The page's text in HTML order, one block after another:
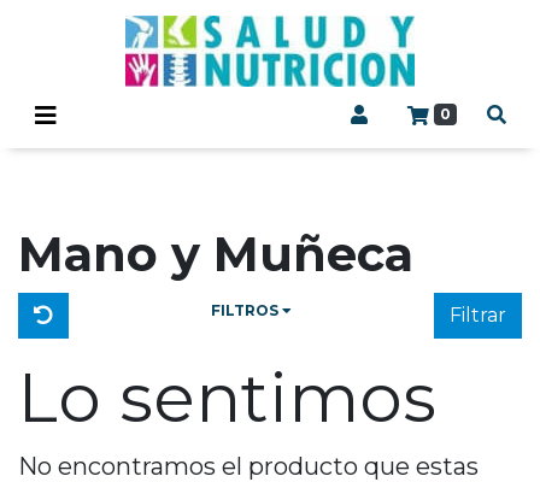
0
Mano y Muñeca
FILTROS Filtrar
Lo sentimos
No encontramos el producto que estas